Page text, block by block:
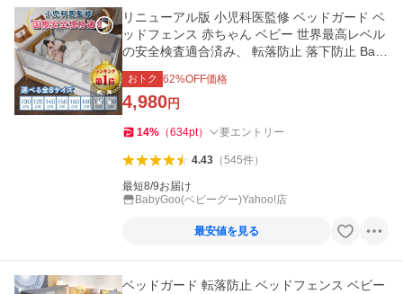
リニューアル版 小児科医監修 ベッドガード ベ
ッドフェンス 赤ちゃん ベビー 世界最高レベル
の安全検査適合済み、 転落防止 落下防止 Baby
Goo
おトク 62%OFF価格
4,980円
14% （634pt） 要エントリー
4.43（545件）
最短8/9お届け
BabyGoo(ベビーグー)Yahoo!店
最安値を見る
ベッドガード 転落防止 ベッドフェンス ベビー